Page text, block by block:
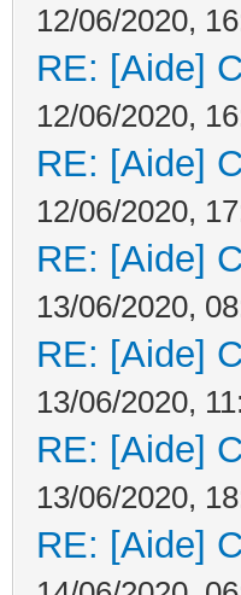
12/06/2020,
RE: [Aide]
12/06/2020,
RE: [Aide]
12/06/2020,
RE: [Aide]
13/06/2020,
RE: [Aide]
13/06/2020,
RE: [Aide]
13/06/2020,
RE: [Aide]